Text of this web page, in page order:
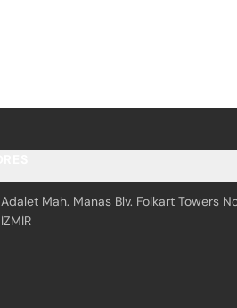
Adalet Mah. Manas Blv. Folkart Towers
İZMİR